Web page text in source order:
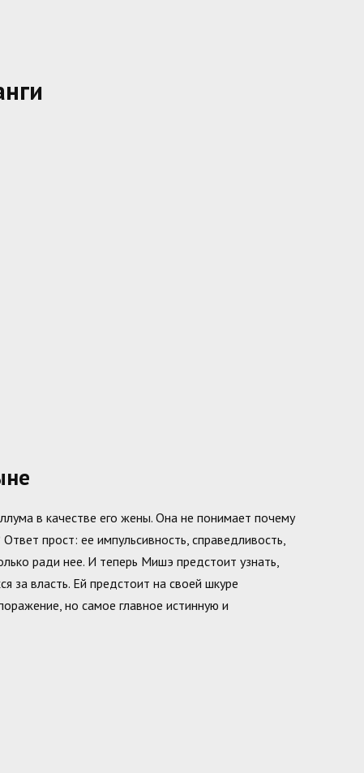
в качестве его жены. Она не понимает почему
прост: ее импульсивность, справедливость,
ради нее. И теперь Мишэ предстоит узнать,
за власть. Ей предстоит на своей шкуре
но самое главное истинную и